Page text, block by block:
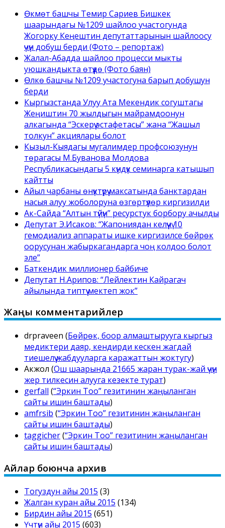
Өкмөт башчы Темир Сариев Бишкек
шаарындагы №1209 шайлоо участогунда
Жогорку Кеңештин депутаттарынын шайлоосу
үчүн добуш берди (Фото – репортаж)
Жалал-Абадда шайлоо процесси мыкты
уюшкандыкта өтүүдө (Фото баян)
Өлкө башчы №1209 участогуна барып добушун
берди
Кыргызстанда Улуу Ата Мекендик согуштагы
Жеңиштин 70 жылдыгын майрамдоонун
алкагында “Эскерүү эстафетасы” жана “Жашыл
толкун” акциялары болот
Кызыл-Кыядагы мугалимдер профсоюзунун
төрагасы М.Буванова Молдова
Республикасындагы 5 күндүк семинарга катышып
кайтты
Айыл чарбаны өнүктүрүү максатында банктардан
насыя алуу жоболоруна өзгөртүүлөр киргизилди
Ак-Сайда “Алтын түйүн” ресурстук борбору ачылды
Депутат Э.Исаков: “Жапониядан келүүчү 10
гемодиализ аппараты ишке киргизилсе бөйрөк
оорусунан жабыркагандарга чоң колдоо болот
эле”
Баткендик миллионер байбиче
Депутат Н.Арипов: “Лейлектин Кайрагач
айылында типтүү мектеп жок”
Жаңы комментарийлер
drpraveen (Бөйрөк, боор алмаштырууга кыргыз
медиктери даяр, кендирди кескен жагдай
тиешелүү жабдууларга каражаттын жоктугу)
Акжол (Ош шаарында 21665 жаран турак-жай үчүн
жер тилкесин алууга кезекте турат)
gerfall (“Эркин Тоо” гезитинин жаңыланган
сайты ишин баштады)
amfrsib (“Эркин Тоо” гезитинин жаңыланган
сайты ишин баштады)
taggicher(“Эркин Тоо” гезитинин жаңыланган
сайты ишин баштады)
Айлар боюнча архив
Тогуздун айы 2015 (3)
Жалган куран айы 2015 (134)
Бирдин айы 2015 (651)
Үчтүн айы 2015 (603)